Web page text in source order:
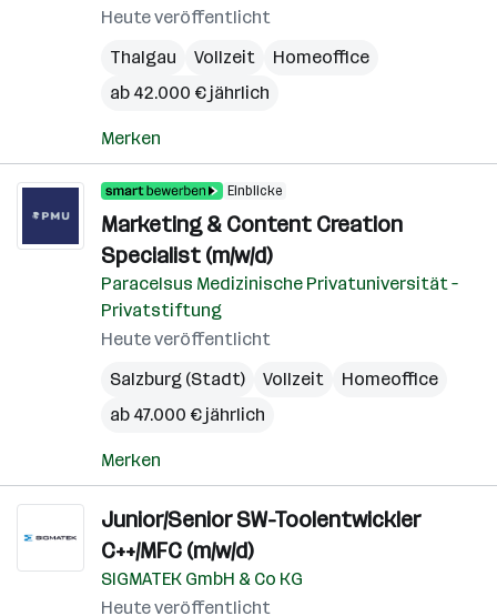
Heute veröffentlicht
Thalgau
Vollzeit
Homeoffice
ab 42.000 € jährlich
Merken
Einblicke
Marketing & Content Creation
Specialist (m/w/d)
Paracelsus Medizinische Privatuniversität –
Privatstiftung
Heute veröffentlicht
Salzburg (Stadt)
Vollzeit
Homeoffice
ab 47.000 € jährlich
Merken
Junior/Senior SW-Toolentwickler
C++/MFC (m/w/d)
SIGMATEK GmbH & Co KG
Heute veröffentlicht